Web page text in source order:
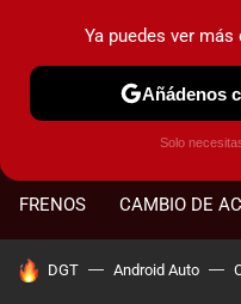
FRENOS CAMBIO DE
HOY SE HABLA DE
DGT Android Auto
Ya puedes ver
Añádenos
Solo